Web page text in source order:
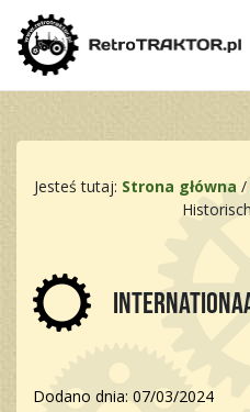
Jesteś tutaj: Strona główna /
Dodano dnia: 07/03/2024